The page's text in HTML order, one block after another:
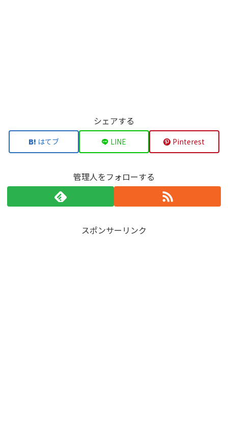
シェアする
はてブ LINE Pinterest
管理人をフォローする
スポンサーリンク